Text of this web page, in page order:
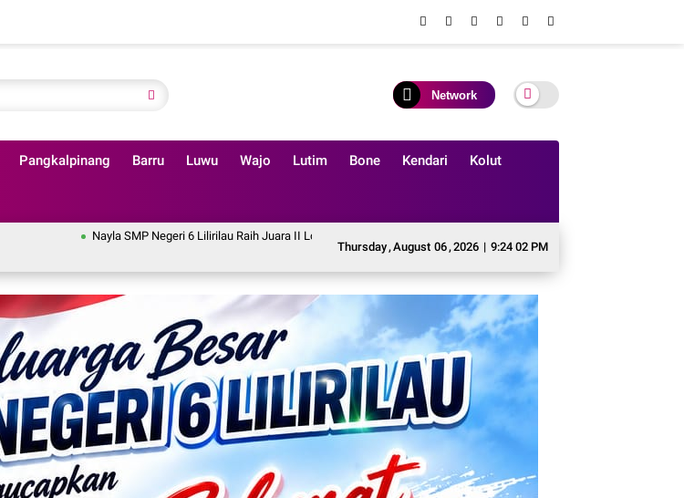
Network
Pangkalpinang Barru Luwu Wajo Lutim Bone Kendari Kolut
Thursday,August 06,2026 | 9:24 04 PM
Nayla SMP Negeri 6 Lilirilau Raih Juara II Lomba Nyanyi Solo Tingkat Penggalang SMP se Kabupaten Soppeng.